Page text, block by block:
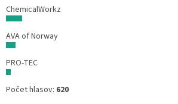
ChemicalWorkz
AVA of Norway
PRO-TEC
Počet hlasov: 620